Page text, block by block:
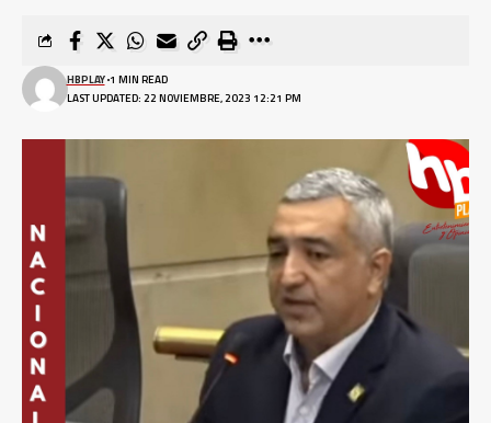
LAST UPDATED: 22 NOVIEMBRE, 2023 12:21 PM
HBPLAY 1 MIN READ